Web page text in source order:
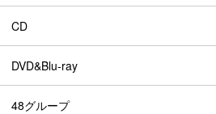
CD
DVD&Blu-ray
48グループ